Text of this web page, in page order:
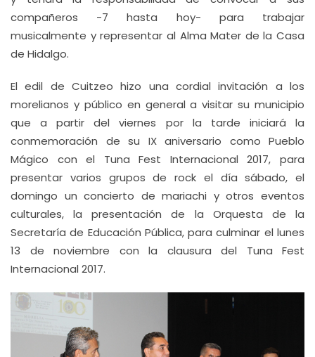
compañeros -7 hasta hoy- para trabajar
musicalmente y representar al Alma Mater de la Casa
de Hidalgo.
El edil de Cuitzeo hizo una cordial invitación a los
morelianos y público en general a visitar su municipio
que a partir del viernes por la tarde iniciará la
conmemoración de su IX aniversario como Pueblo
Mágico con el Tuna Fest Internacional 2017, para
presentar varios grupos de rock el día sábado, el
domingo un concierto de mariachi y otros eventos
culturales, la presentación de la Orquesta de la
Secretaría de Educación Pública, para culminar el lunes
13 de noviembre con la clausura del Tuna Fest
Internacional 2017.